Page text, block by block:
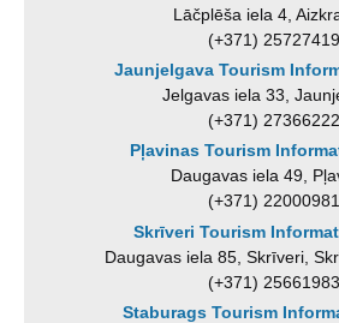
Lāčplēša iela 4,
(+371) 25727419
Jaunjelgava Tourism
Jelgavas iela 33,
(+371) 27366222
Pļavinas Tourism
Daugavas iela 49,
(+371) 22000981
Skrīveri Tourism
Daugavas iela 85, Skrīveri,
(+371) 25661983
Staburags Tourism